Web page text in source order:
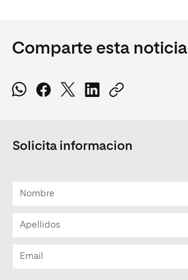
Comparte esta noticia
Solicita informacion